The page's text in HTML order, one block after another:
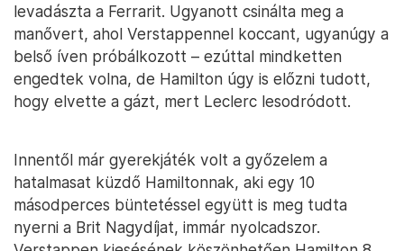
levadászta a Ferrarit. Ugyanott csinálta meg a
manővert, ahol Verstappennel koccant, ugyanúgy a
belső íven próbálkozott – ezúttal mindketten
engedtek volna, de Hamilton úgy is előzni tudott,
hogy elvette a gázt, mert Leclerc lesodródott.
Innentől már gyerekjáték volt a győzelem a
hatalmasat küzdő Hamiltonnak, aki egy 10
másodperces büntetéssel együtt is meg tudta
nyerni a Brit Nagydíjat, immár nyolcadszor.